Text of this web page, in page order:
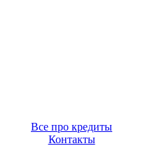
Все про кредиты
Контакты